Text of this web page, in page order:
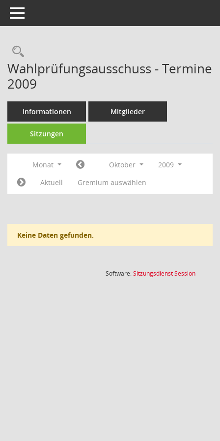
Toggle navigation
Rechercheauswahl
Wahlprüfungsausschuss - Termine
2009
Informationen Mitglieder
Sitzungen
Monat Oktober
2009
Aktuell
Gremium auswählen
Keine Daten gefunden.
Software:SitzungsdienstSession(Wird in